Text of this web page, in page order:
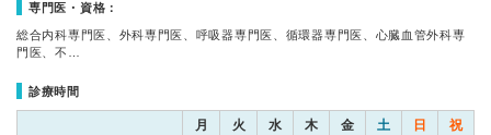
専門医・資格：
総合内科専門医、外科専門医、呼吸器専門医、循環器専門医、心臓血管外科専
門医、不…
診療時間
月 火 水 木 金 土 日 祝